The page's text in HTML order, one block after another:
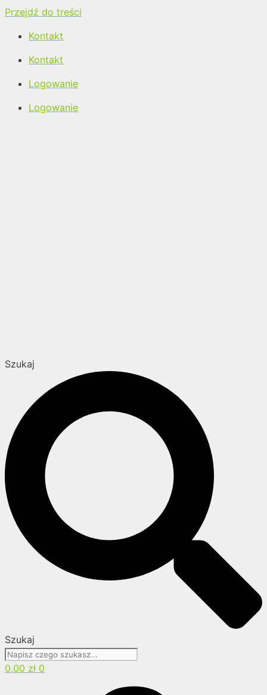
Przejdź do treści
Kontakt
Kontakt
Logowanie
Logowanie
Szukaj
Szukaj
0,00 zł 0